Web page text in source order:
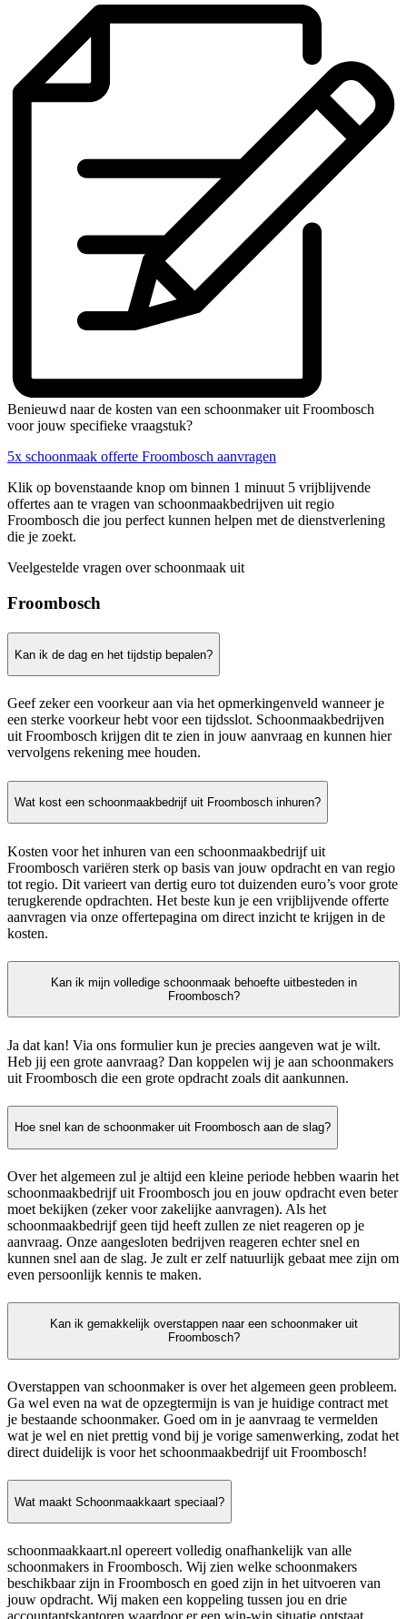
Benieuwd naar de kosten van een schoonmaker uit Froombosch
voor jouw specifieke vraagstuk?
5x schoonmaak offerte Froombosch aanvragen
Klik op bovenstaande knop om binnen 1 minuut 5 vrijblijvende
offertes aan te vragen van schoonmaakbedrijven uit regio
Froombosch die jou perfect kunnen helpen met de dienstverlening
die je zoekt.
Veelgestelde vragen over schoonmaak uit
Froombosch
Kan ik de dag en het tijdstip bepalen?
Geef zeker een voorkeur aan via het opmerkingenveld wanneer je
een sterke voorkeur hebt voor een tijdsslot. Schoonmaakbedrijven
uit Froombosch krijgen dit te zien in jouw aanvraag en kunnen hier
vervolgens rekening mee houden.
Wat kost een schoonmaakbedrijf uit Froombosch inhuren?
Kosten voor het inhuren van een schoonmaakbedrijf uit
Froombosch variëren sterk op basis van jouw opdracht en van regio
tot regio. Dit varieert van dertig euro tot duizenden euro’s voor grote
terugkerende opdrachten. Het beste kun je een vrijblijvende offerte
aanvragen via onze offertepagina om direct inzicht te krijgen in de
kosten.
Kan ik mijn volledige schoonmaak behoefte uitbesteden in
Froombosch?
Ja dat kan! Via ons formulier kun je precies aangeven wat je wilt.
Heb jij een grote aanvraag? Dan koppelen wij je aan schoonmakers
uit Froombosch die een grote opdracht zoals dit aankunnen.
Hoe snel kan de schoonmaker uit Froombosch aan de slag?
Over het algemeen zul je altijd een kleine periode hebben waarin het
schoonmaakbedrijf uit Froombosch jou en jouw opdracht even beter
moet bekijken (zeker voor zakelijke aanvragen). Als het
schoonmaakbedrijf geen tijd heeft zullen ze niet reageren op je
aanvraag. Onze aangesloten bedrijven reageren echter snel en
kunnen snel aan de slag. Je zult er zelf natuurlijk gebaat mee zijn om
even persoonlijk kennis te maken.
Kan ik gemakkelijk overstappen naar een schoonmaker uit
Froombosch?
Overstappen van schoonmaker is over het algemeen geen probleem.
Ga wel even na wat de opzegtermijn is van je huidige contract met
je bestaande schoonmaker. Goed om in je aanvraag te vermelden
wat je wel en niet prettig vond bij je vorige samenwerking, zodat het
direct duidelijk is voor het schoonmaakbedrijf uit Froombosch!
Wat maakt Schoonmaakkaart speciaal?
schoonmaakkaart.nl opereert volledig onafhankelijk van alle
schoonmakers in Froombosch. Wij zien welke schoonmakers
beschikbaar zijn in Froombosch en goed zijn in het uitvoeren van
jouw opdracht. Wij maken een koppeling tussen jou en drie